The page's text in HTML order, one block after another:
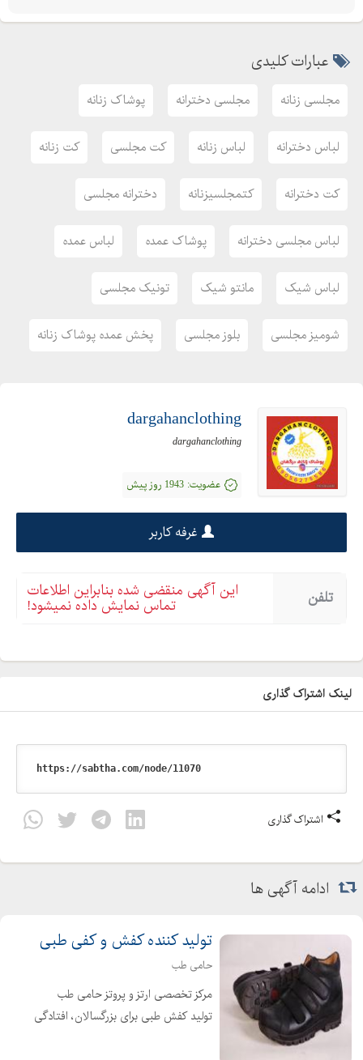
عبارات کلیدی
مجلسی زنانه مجلسی دخترانه پوشاک زنانه
لباس دخترانه لباس زنانه کت مجلسی کت زنانه
کت دخترانه کتمجلسیزنانه دخترانه مجلسی
لباس مجلسی دخترانه پوشاک عمده لباس عمده
لباس شیک مانتو شیک تونیک مجلسی
شومیز مجلسی بلوز مجلسی پخش عمده پوشاک زنانه
dargahanclothing
dargahanclothing
عضویت: 1943 روز پیش
غرفه کاربر
تلفن این آگهی منقضی شده بنابراین اطلاعات
تماس نمایش داده نمیشود!
لینک اشتراک گذاری
اشتراک گذاری
ادامه آگهی ها
تولید کننده کفش و کفی طبی
حامی طب
مرکز تخصصی ارتز و پروتز حامی طب
تولید کفش طبی برای بزرگسالان، افتادگی